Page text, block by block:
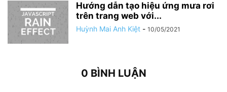
Hướng dẫn tạo hiệu ứng mưa rơi
trên trang web với...
Huỳnh Mai Anh Kiệt - 10/05/2021
0 BÌNH LUẬN